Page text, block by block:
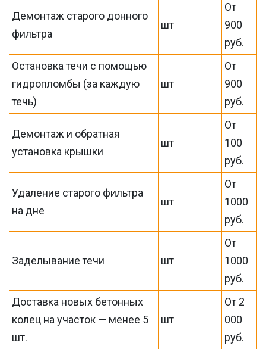
Демонтаж старого донного
фильтра
шт
От
900
руб.
Остановка течи с помощью
гидропломбы (за каждую
течь)
шт
От
900
руб.
Демонтаж и обратная
установка крышки
шт
От
100
руб.
Удаление старого фильтра
на дне
шт
От
1000
руб.
Заделывание течи шт
От
1000
руб.
Доставка новых бетонных
колец на участок — менее 5
шт.
шт
От 2
000
руб.